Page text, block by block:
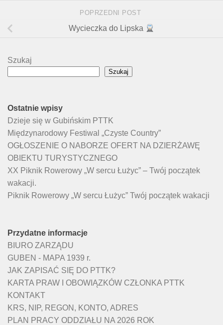
POPRZEDNI POST
Wycieczka do Lipska
Szukaj
Szukaj
Ostatnie wpisy
Dzieje się w Gubińskim PTTK
Międzynarodowy Festiwal „Czyste Country”
OGŁOSZENIE O NABORZE OFERT NA DZIERŻAWĘ
OBIEKTU TURYSTYCZNEGO
XX Piknik Rowerowy „W sercu Łużyc” – Twój początek
wakacji.
Piknik Rowerowy „W sercu Łużyc” Twój początek wakacji
Przydatne informacje
BIURO ZARZĄDU
GUBEN - MAPA 1939 r.
JAK ZAPISAĆ SIĘ DO PTTK?
KARTA PRAW I OBOWIĄZKÓW CZŁONKA PTTK
KONTAKT
KRS, NIP, REGON, KONTO, ADRES
PLAN PRACY ODDZIAŁU NA 2026 ROK